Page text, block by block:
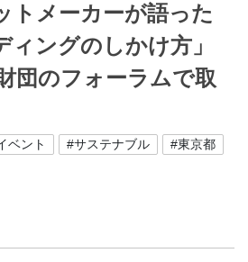
トメーカーが語った
ィングのしかけ方」
団のフォーラムで取
ベント #サステナブル #東京都